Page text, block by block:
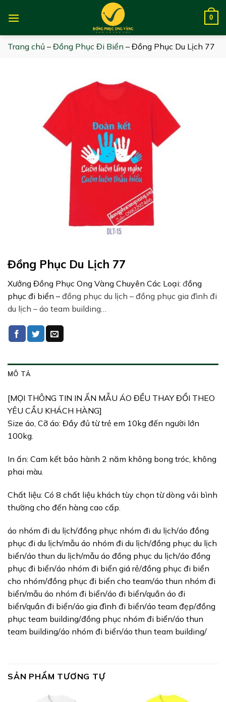
0
Trang chủ – Đồng Phục Đi Biển – Đồng Phục Du Lịch 77
Đồng Phục Du Lịch 77
Xưởng Đồng Phục Ong Vàng Chuyên Các Loại: đồng
phục đi biển – đồng phục du lịch – đồng phục gia đình đi
du lịch – áo team building…
MÔ TẢ
[MỌI THÔNG TIN IN ẤN MẪU ÁO ĐỀU THAY ĐỔI THEO
YÊU CẦU KHÁCH HÀNG]
Size áo, Cỡ áo: Đầy đủ từ trẻ em 10kg đến người lớn
100kg.
In ấn: Cam kết bảo hành 2 năm không bong tróc, không
phai màu.
Chất liệu: Có 8 chất liệu khách tùy chọn từ dòng vải bình
thường cho đến hàng cao cấp.
áo nhóm đi du lịch/đồng phục nhóm đi du lịch/áo đồng
phục đi du lịch/mẫu áo nhóm đi du lịch/đồng phục du lịch
biển/áo thun du lịch/mẫu áo đồng phục du lịch/áo đồng
phục đi biển/áo nhóm đi biển giá rẻ/đồng phục đi biển
cho nhóm/đồng phục đi biển cho team/áo thun nhóm đi
biển/mẫu áo nhóm đi biển/áo đi biển/quần áo đi
biển/quần đi biển/áo gia đình đi biển/áo team đẹp/đồng
phục team building/đồng phục nhóm đi biển/áo thun
team building/áo nhóm đi biển/áo thun team building/
SẢN PHẨM TƯƠNG TỰ